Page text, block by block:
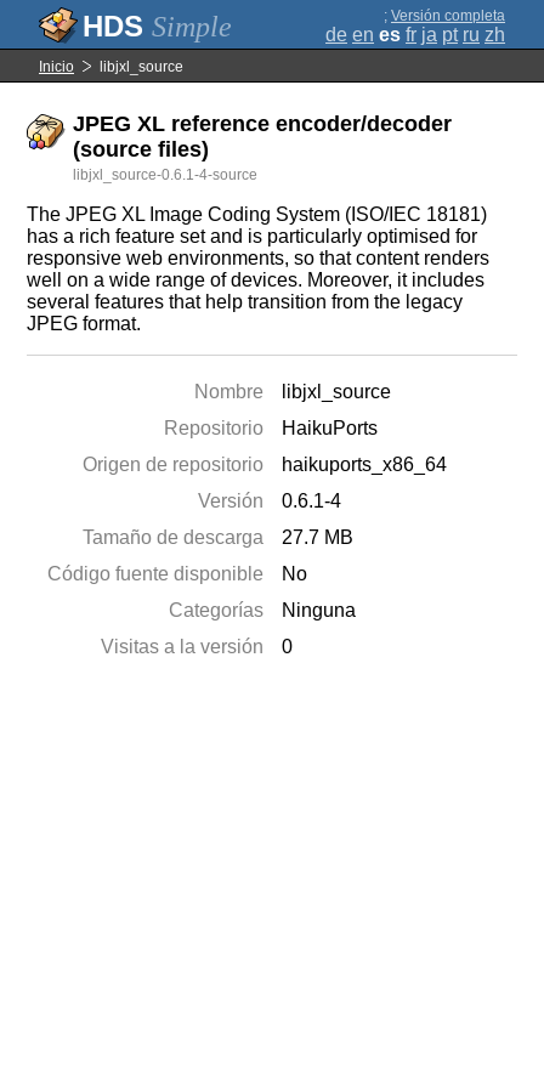
Simple ; Versión completa
de en es fr ja pt ru zh
Inicio libjxl_source
JPEG XL reference encoder/decoder
(source files)
libjxl_source-0.6.1-4-source
The JPEG XL Image Coding System (ISO/IEC 18181)
has a rich feature set and is particularly optimised for
responsive web environments, so that content renders
well on a wide range of devices. Moreover, it includes
several features that help transition from the legacy
JPEG format.
Nombre
libjxl_source
Repositorio
HaikuPorts
Origen de repositorio
haikuports_x86_64
Versión
0.6.1-4
Tamaño de descarga
27.7 MB
Código fuente disponible
No
Categorías
Ninguna
Visitas a la versión
0